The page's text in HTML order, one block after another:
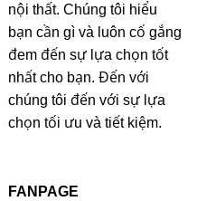
nội thất. Chúng tôi hiểu
bạn cần gì và luôn cố gắng
đem đến sự lựa chọn tốt
nhất cho bạn. Đến với
chúng tôi đến với sự lựa
chọn tối ưu và tiết kiệm.
FANPAGE